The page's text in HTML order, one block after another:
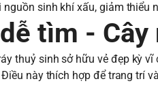
sinh khí xấu, giảm thiểu
tìm - Cây
thuỷ sinh sở hữu vẻ đẹp kỳ
này thích hợp để trang trí